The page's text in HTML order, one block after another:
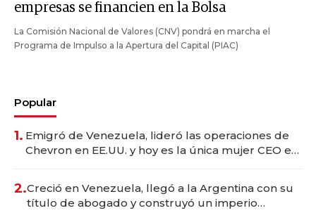
empresas se financien en la Bolsa
La Comisión Nacional de Valores (CNV) pondrá en marcha el
Programa de Impulso a la Apertura del Capital (PIAC)
Popular
1. Emigró de Venezuela, lideró las operaciones de
Chevron en EE.UU. y hoy es la única mujer CEO en
2.Creció en Venezuela, llegó a la Argentina con su
título de abogado y construyó un imperio